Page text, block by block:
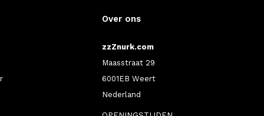
Over ons
zzZnurk.com
Maasstraat 29
6001EB Weert
Nederland